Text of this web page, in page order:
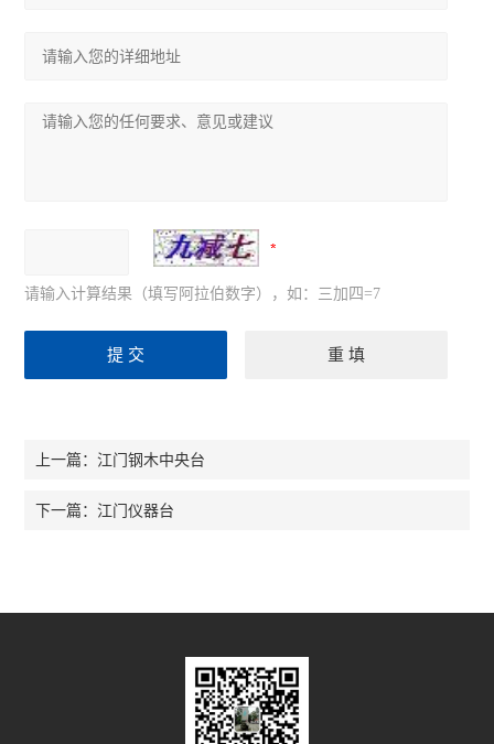
请输入计算结果（填写阿拉伯数字），如：三加四=7
上一篇：江门钢木中央台
下一篇：江门仪器台